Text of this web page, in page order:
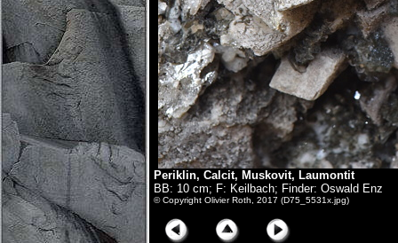
Periklin, Calcit, Muskovit, Laumontit
BB: 10 cm; F: Keilbach; Finder: Oswald Enz
© Copyright Olivier Roth, 2017 (D75_5531x.jpg)